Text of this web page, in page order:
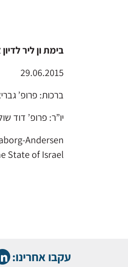
בימת ון ליר
29.06.2015
ברכות: פרופ’
יו”ר: פרופ’ דוד
Andersen,
State of Israel
עקבו אחרינו: